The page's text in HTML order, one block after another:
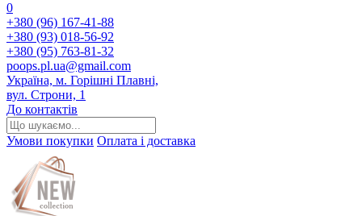
0
+380 (96) 167-41-88
+380 (93) 018-56-92
+380 (95) 763-81-32
poops.pl.ua@gmail.com
Україна, м. Горішні Плавні,
вул. Строни, 1
До контактів
Умови покупки Оплата і доставка